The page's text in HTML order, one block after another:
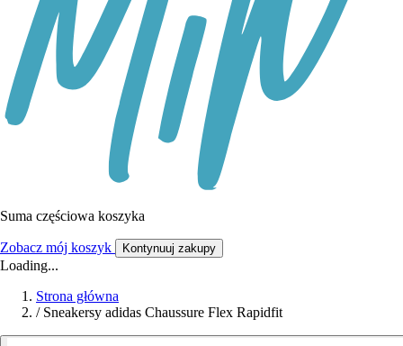
Suma częściowa koszyka
Zobacz mój koszyk Kontynuuj zakupy
Loading...
Strona główna
/ Sneakersy adidas Chaussure Flex Rapidfit